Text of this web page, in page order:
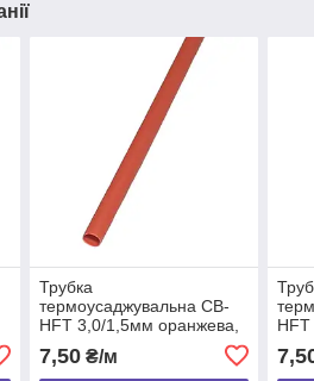
Трубка
термоусаджувальна CB-
HFT 3,0/1,5мм оранжева,
7,50₴/м